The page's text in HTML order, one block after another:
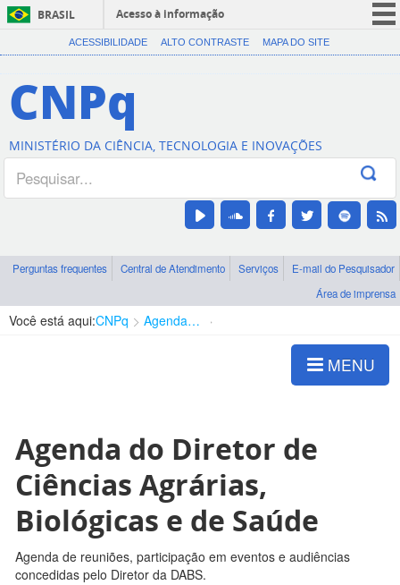
BRASIL
Acesso à informação
CORONAVÍRUS (COVID-19)
Canais
ACESSIBILIDADE ALTO CONTRASTE MAPA DO SITE
CNPq
MINISTÉRIO DA CIÊNCIA, TECNOLOGIA E INOVAÇÕES
Perguntas frequentes Central de Atendimento Serviços
E-mail do Pesquisador
Área de imprensa
Você está aqui:CNPq Agenda de autoridades
MENU
Agenda do Diretor de
Ciências Agrárias,
Biológicas e de Saúde
Agenda de reuniões, participação em eventos e audiências
concedidas pelo Diretor da DABS.